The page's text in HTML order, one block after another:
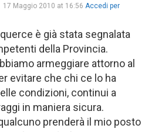
17 Maggio 2010 at 16:56 Accedi per
è già stata segnalata
della Provincia.
armeggiare attorno al
evitare che chi ce lo ha
condizioni, continui a
in maniera sicura.
prenderà il mio posto